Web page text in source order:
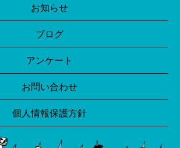
お知らせ
ブログ
アンケート
お問い合わせ
個人情報保護方針